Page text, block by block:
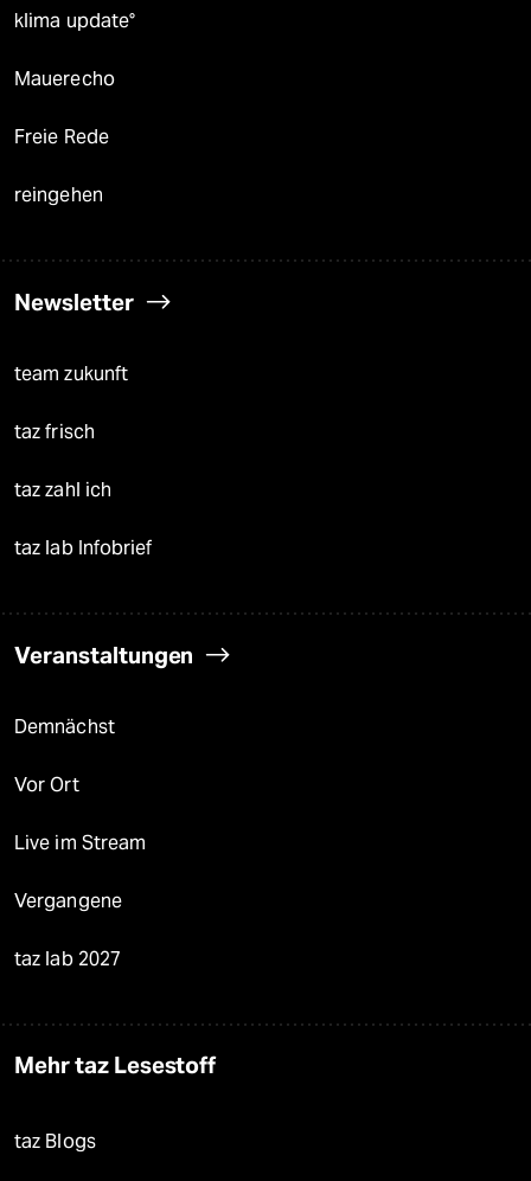
klima update°
Mauerecho
Freie Rede
reingehen
Newsletter
team zukunft
taz frisch
taz zahl ich
taz lab Infobrief
Veranstaltungen
Demnächst
Vor Ort
Live im Stream
Vergangene
taz lab 2027
Mehr taz Lesestoff
taz Blogs